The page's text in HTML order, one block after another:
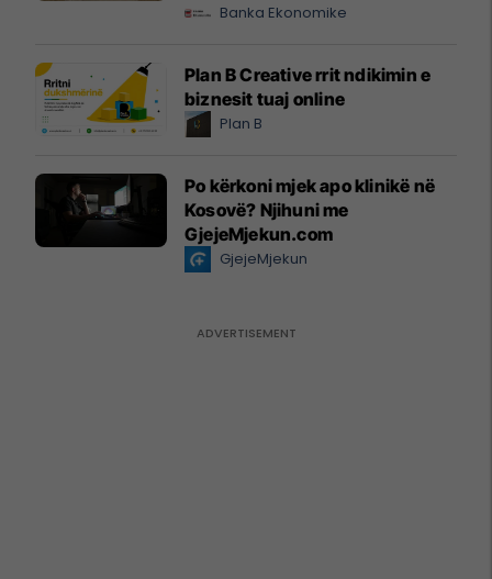
Banka Ekonomike
Plan B Creative rrit ndikimin e
biznesit tuaj online
Plan B
Po kërkoni mjek apo klinikë në
Kosovë? Njihuni me
GjejeMjekun.com
GjejeMjekun